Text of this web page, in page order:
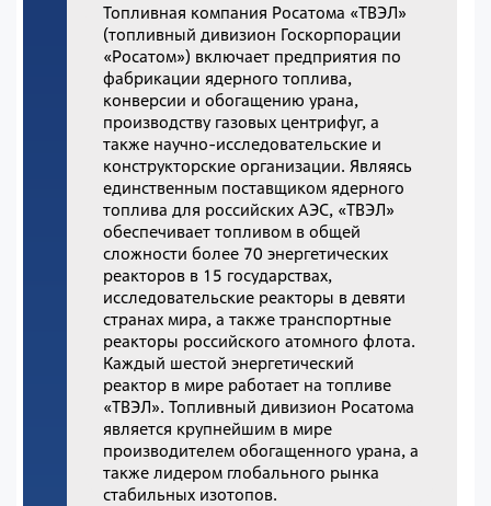
Топливная компания Росатома «ТВЭЛ»
(топливный дивизион Госкорпорации
«Росатом») включает предприятия по
фабрикации ядерного топлива,
конверсии и обогащению урана,
производству газовых центрифуг, а
также научно-исследовательские и
конструкторские организации. Являясь
единственным поставщиком ядерного
топлива для российских АЭС, «ТВЭЛ»
обеспечивает топливом в общей
сложности более 70 энергетических
реакторов в 15 государствах,
исследовательские реакторы в девяти
странах мира, а также транспортные
реакторы российского атомного флота.
Каждый шестой энергетический
реактор в мире работает на топливе
«ТВЭЛ». Топливный дивизион Росатома
является крупнейшим в мире
производителем обогащенного урана, а
также лидером глобального рынка
стабильных изотопов.